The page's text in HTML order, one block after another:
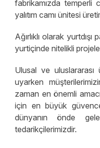
fabrikamızda temperli
yalıtım camı ünitesi
Ağırlıklı olarak
yurtiçinde nitelikli
Ulusal ve uluslararası
uyarken
zaman en önemli
için en büyük
dünyanın önde
tedarikçilerimizdir.